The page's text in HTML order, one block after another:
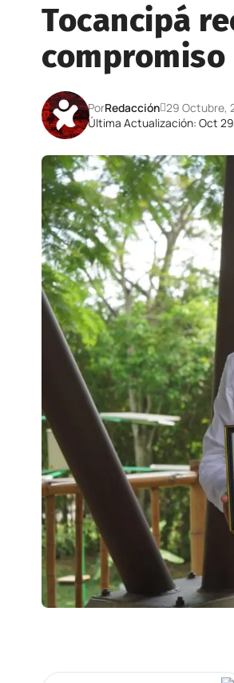
Tocancipá
Última Actualización: Oct
PorRedacción 29 Octubre,